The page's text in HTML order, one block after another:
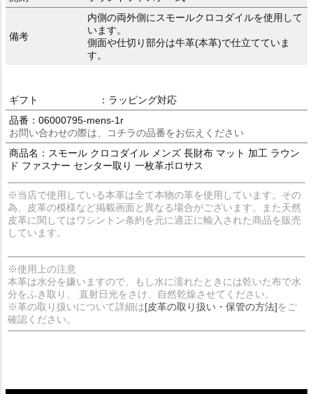
備考
内側の両外側にスモールクロコダイルを使用して
います。
側面や仕切り部分は牛革(本革)で仕立てていま
す。
ギフト
：ラッピング対応
品番：06000795-mens-1r
お問い合わせの際は、コチラの品番をお伝えください
商品名：スモール クロコダイル メンズ 長財布 マット 加工 ラウン
ド ファスナー センター取り 一枚革ポロサス
※当店で使用している本革は全て本物の革を使用しています。その
為、皮革の模様など掲載画面と異なる場合がございます。また天然
皮革に関してはワシントン条約を元に適正に輸入された商品を販売
しています。
※使用上の注意
本革は水分を嫌いますので、もし水に濡れたときには乾いた布で水
分をふき取り、 直射日光をさけ、自然乾燥させてください。
※革の取り扱いについて詳細は[皮革の取り扱い・保管の方法]をご
確認ください。